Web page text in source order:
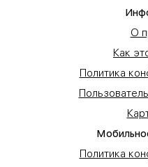
О
Как
Политика
Политика